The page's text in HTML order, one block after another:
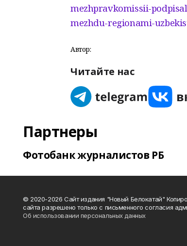
mezhpravkomissii-
mezhdu-regionami-
Автор:
Читайте нас
Партнеры
Фотобанк журналистов РБ
© 2020-2026 Сайт издания "Новый Белокатай"
сайта разрешено только с письменного согласия
Об использовании персональных данных